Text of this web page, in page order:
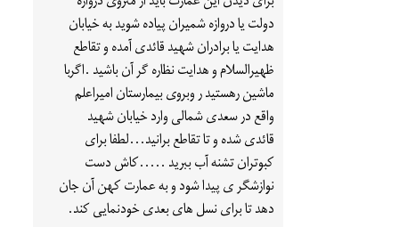
دولت یا دروازه شمیران پیاده شوید به خیابان
هدایت یا برادران شهید قائدی آمده و تقاطع
ظهیرالسلام و هدایت نظاره گر آن باشید .اگربا
ماشین رهستید ر وبروی بیمارستان امیراعلم
واقع در سعدی شمالی وارد خیابان شهید
قائدی شده و تا تقاطع برانید…لطفا برای
کبوتران تشنه آب ببرید …..کاش دست
نوازشگر ی پیدا شود و به عمارت کهن آن جان
دهد تا برای نسل های بعدی خودنمایی کند.